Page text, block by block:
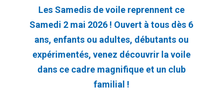
Les Samedis de voile reprennent ce
Samedi 2 mai 2026 ! Ouvert à tous dès 6
ans, enfants ou adultes, débutants ou
expérimentés, venez découvrir la voile
dans ce cadre magnifique et un club
familial !